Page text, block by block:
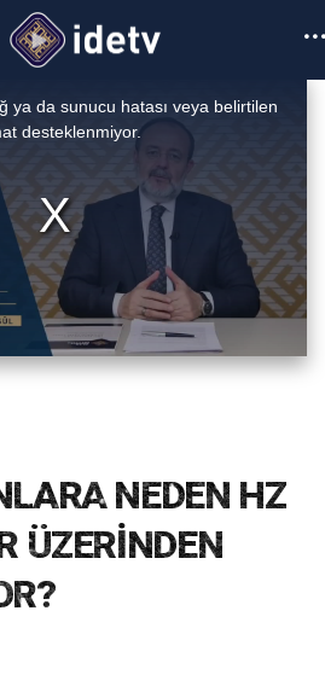
ya da sunucu hatası veya belirtilen
desteklenmiyor.
NEDEN HZ
ÜZERİNDEN